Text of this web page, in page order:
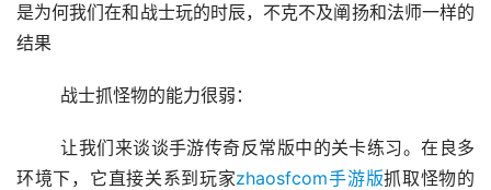
是为何我们在和战士玩的时辰，不克不及阐扬和法师一样的
结果
	战士抓怪物的能力很弱：
	让我们来谈谈手游传奇反常版中的关卡练习。在良多
环境下，它直接关系到玩家zhaosfcom手游版抓取怪物的